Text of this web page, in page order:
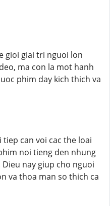
gioi giai tri nguoi lon
ma con la mot hanh
phim day kich thich va
can voi cac the loai
noi tieng den nhung
nay giup cho nguoi
va thoa man so thich ca